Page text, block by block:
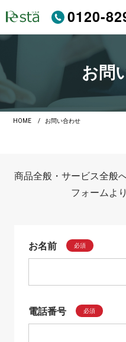
0120-
お問
HOME お問い合わせ
商品全般・サービス全般
フォームよ
お名前 必須
電話番号 必須